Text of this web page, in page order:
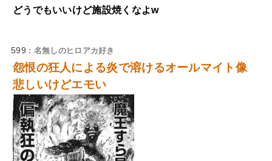
どうでもいいけど施設焼くなよw
599 : 名無しのヒロアカ好き
怨恨の狂人による炎で溶けるオールマイト像
悲しいけどエモい